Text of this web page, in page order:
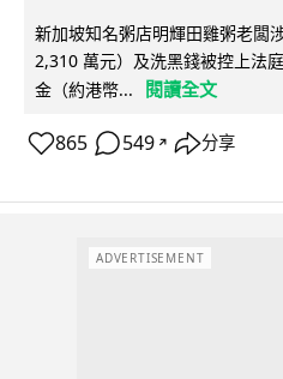
新加坡知名粥店明輝田雞粥老闆
2,310 萬元）及洗黑錢被控上法
金（約港幣...
閱讀全文
865 549 ↗ 分享
ADVERTISEMENT